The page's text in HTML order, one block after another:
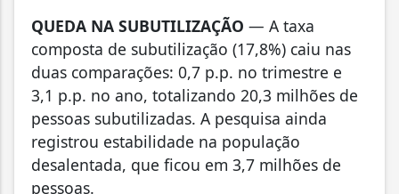
QUEDA NA SUBUTILIZAÇÃO — A taxa
composta de subutilização (17,8%) caiu nas
duas comparações: 0,7 p.p. no trimestre e
3,1 p.p. no ano, totalizando 20,3 milhões de
pessoas subutilizadas. A pesquisa ainda
registrou estabilidade na população
desalentada, que ficou em 3,7 milhões de
pessoas.